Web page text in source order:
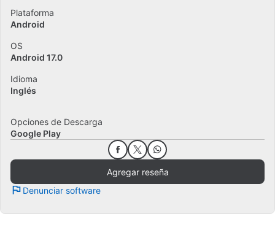
Plataforma
Android
OS
Android 17.0
Idioma
Inglés
Opciones de Descarga
Google Play
Agregar reseña
Denunciar software